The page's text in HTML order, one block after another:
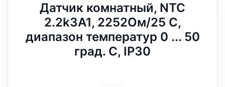
Датчик комнатный, NTC
2.2k3A1, 2252Oм/25 С,
диапазон температур 0 ... 50
град. C, IP30